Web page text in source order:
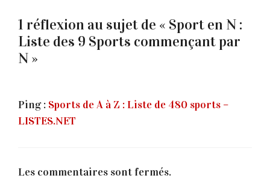
1 réflexion au sujet de « Sport en N :
Liste des 9 Sports commençant par
N »
Ping : Sports de A à Z : Liste de 480 sports –
LISTES.NET
Les commentaires sont fermés.